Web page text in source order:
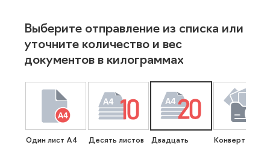
Выберите отправление из списка или
уточните количество и вес
документов в килограммах
Один лист А4
Десять листов
Двадцать
Конверт до 40